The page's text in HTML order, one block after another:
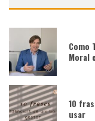
Como
Moral
10
usar